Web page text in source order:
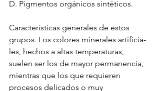
D. ﻿﻿﻿Pigmentos orgánicos sintéticos.
Características generales de estos
grupos. Los colores minerales artificia-
les, hechos a altas temperaturas,
suelen ser los de mayor permanencia,
mientras que los que requieren
procesos delicados o muy